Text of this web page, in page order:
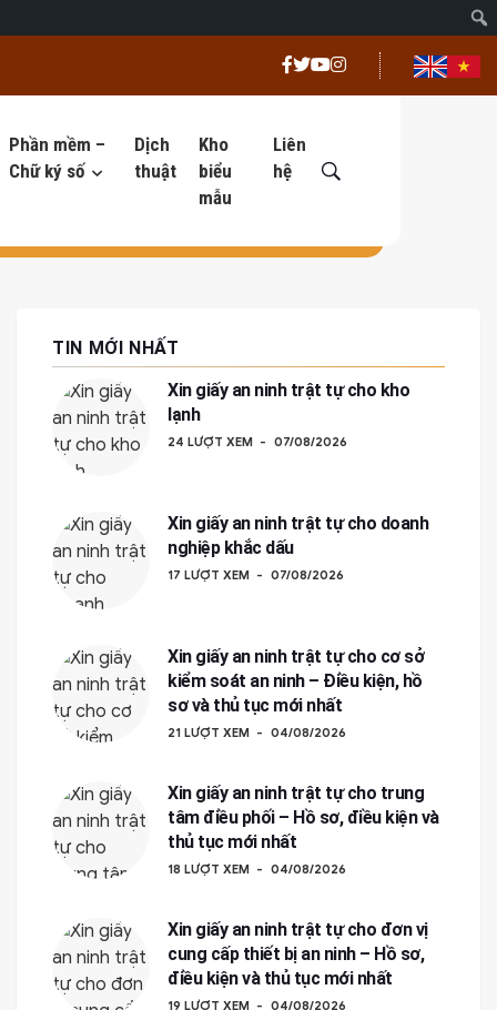
Phần mềm –
Chữ ký số
Dịch
thuật
Kho
biểu
mẫu
Liên
hệ
TIN MỚI NHẤT
Xin giấy an ninh trật tự cho kho
lạnh
24 LƯỢT XEM 07/08/2026
Xin giấy an ninh trật tự cho doanh
nghiệp khắc dấu
17 LƯỢT XEM 07/08/2026
Xin giấy an ninh trật tự cho cơ sở
kiểm soát an ninh – Điều kiện, hồ
sơ và thủ tục mới nhất
21 LƯỢT XEM 04/08/2026
Xin giấy an ninh trật tự cho trung
tâm điều phối – Hồ sơ, điều kiện và
thủ tục mới nhất
18 LƯỢT XEM 04/08/2026
Xin giấy an ninh trật tự cho đơn vị
cung cấp thiết bị an ninh – Hồ sơ,
điều kiện và thủ tục mới nhất
19 LƯỢT XEM 04/08/2026